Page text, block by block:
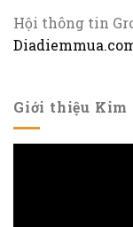
Hội thông tin
Giới thiệu Kim